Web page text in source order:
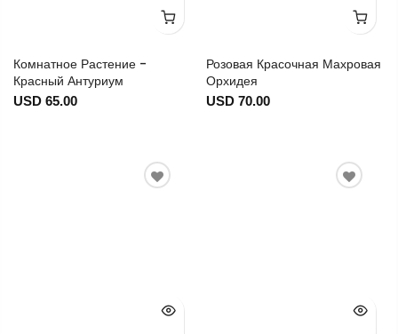
Комнатное Растение -
Красный Антуриум
USD 65.00
Розовая Красочная Махровая
Орхидея
USD 70.00